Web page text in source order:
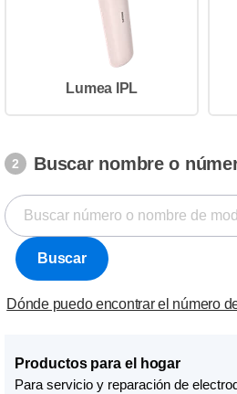
Lumea IPL
2 Buscar nombre o
Buscar
Dónde puedo encontrar el número
Productos para el hogar
Para servicio y reparación de